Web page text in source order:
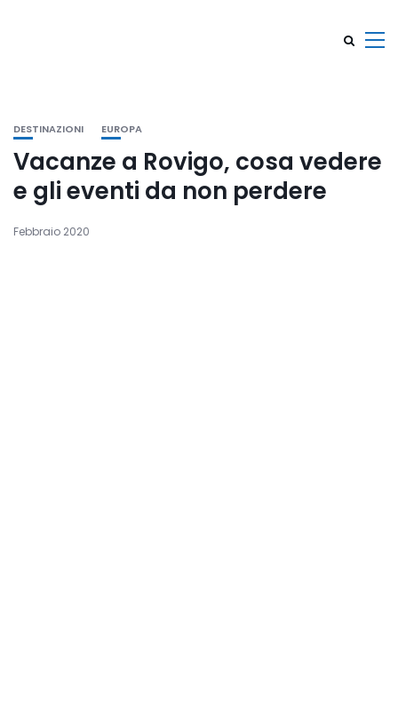
DESTINAZIONI EUROPA
Vacanze a Rovigo, cosa vedere
e gli eventi da non perdere
Febbraio 2020